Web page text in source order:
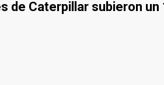
de Caterpillar subieron un